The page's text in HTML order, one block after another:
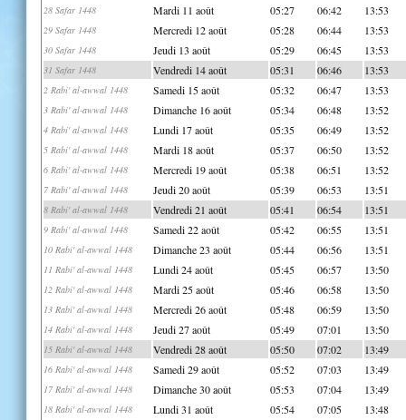
28 Safar 1448 Mardi 11 août 05:27 06:42 13:53
29 Safar 1448 Mercredi 12 août 05:28 06:44 13:53
30 Safar 1448 Jeudi 13 août 05:29 06:45 13:53
31 Safar 1448 Vendredi 14 août 05:31 06:46 13:53
2 Rabi' al-awwal 1448 Samedi 15 août 05:32 06:47 13:53
3 Rabi' al-awwal 1448 Dimanche 16 août 05:34 06:48 13:52
4 Rabi' al-awwal 1448 Lundi 17 août 05:35 06:49 13:52
5 Rabi' al-awwal 1448 Mardi 18 août 05:37 06:50 13:52
6 Rabi' al-awwal 1448 Mercredi 19 août 05:38 06:51 13:52
7 Rabi' al-awwal 1448 Jeudi 20 août 05:39 06:53 13:51
8 Rabi' al-awwal 1448 Vendredi 21 août 05:41 06:54 13:51
9 Rabi' al-awwal 1448 Samedi 22 août 05:42 06:55 13:51
10 Rabi' al-awwal 1448 Dimanche 23 août 05:44 06:56 13:51
11 Rabi' al-awwal 1448 Lundi 24 août 05:45 06:57 13:50
12 Rabi' al-awwal 1448 Mardi 25 août 05:46 06:58 13:50
13 Rabi' al-awwal 1448 Mercredi 26 août 05:48 06:59 13:50
14 Rabi' al-awwal 1448 Jeudi 27 août 05:49 07:01 13:50
15 Rabi' al-awwal 1448 Vendredi 28 août 05:50 07:02 13:49
16 Rabi' al-awwal 1448 Samedi 29 août 05:52 07:03 13:49
17 Rabi' al-awwal 1448 Dimanche 30 août 05:53 07:04 13:49
18 Rabi' al-awwal 1448 Lundi 31 août 05:54 07:05 13:48